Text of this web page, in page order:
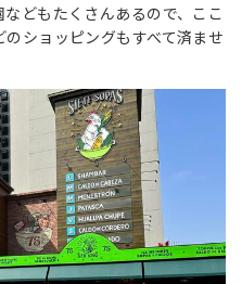
どもたくさんあるので、ここ
ショッピングもすべて済ませ